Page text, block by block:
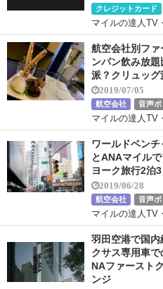
クレジットカード
マイルの達人TV
航空会社別フ
ンパン飲み放
派？クリュッグ
2019/07/05
航空会社 音声ポ
マイルの達人TV
ワールドベン
とANAマイル
ヨーク旅行2泊
2019/06/28
航空会社 音声ポ
マイルの達人TV
羽田空港で国
クサス専用車
NAファースト
ンジ